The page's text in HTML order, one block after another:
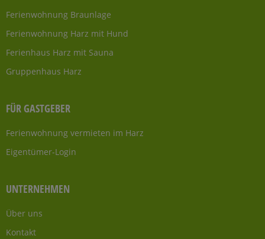
Ferienwohnung Braunlage
Ferienwohnung Harz mit Hund
Ferienhaus Harz mit Sauna
Gruppenhaus Harz
FÜR GASTGEBER
Ferienwohnung vermieten im Harz
Eigentümer-Login
UNTERNEHMEN
Über uns
Kontakt